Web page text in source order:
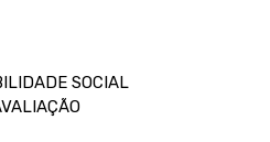
SOCIAL